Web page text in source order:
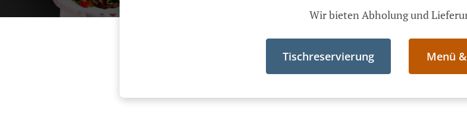
Wir bieten Abholung und
Tischreservierung Menü